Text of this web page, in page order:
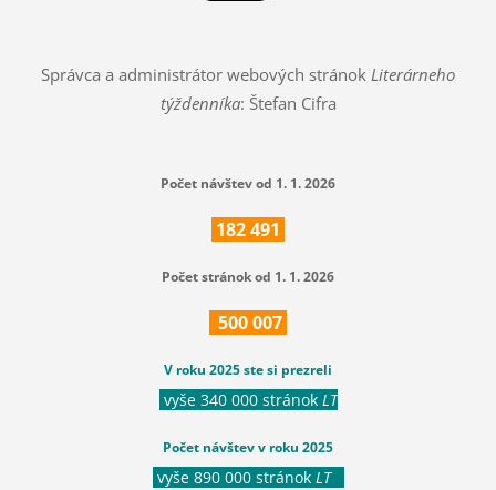
Správca a administrátor webových stránok Literárneho
týždenníka: Štefan Cifra
Počet návštev od 1. 1. 2026
182491
Počet stránok od 1. 1. 2026
500007
V roku 2025 ste si prezreli
vyše 340 000 stránok LT
Počet návštev v roku 2025
vyše 890 000 stránok LT